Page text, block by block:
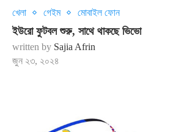
খেলা গেইম মোবাইল ফোন
ইউরো ফুটবল শুরু, সাথে থাকছে ভিভো
written by Sajia Afrin
জুন ২৩, ২০২৪